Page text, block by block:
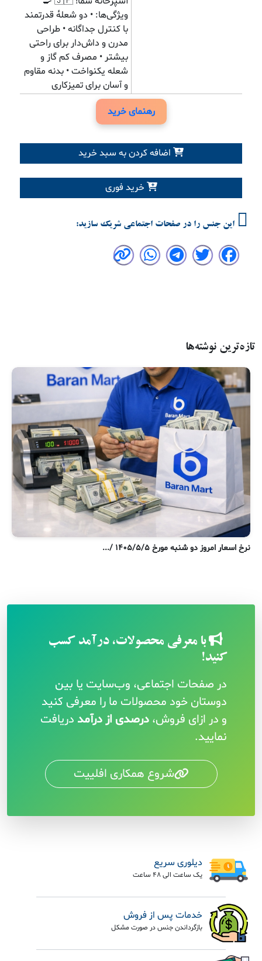
ویژگی‌ها: • دو شعلهٔ قدرتمند
با کنترل جداگانه • طراحی
مدرن و داش‌دار برای راحتی
بیشتر • مصرف کم گاز و
شعله یکنواخت • بدنه مقاوم
و آسان برای تمیزکاری
رهنمای خرید
اضافه کردن به سبد خرید
خرید فوری
این جنس را در صفحات اجتماعی شریک سازید:
تازه‌ترین نوشته‌ها
نرخ اسعار امروز دو شنبه مورخ ۱۴۰۵/۵/۵ /...
با معرفی محصولات، درآمد کسب
کنید!
در صفحات اجتماعی، وب‌سایت یا بین
دوستان خود محصولات ما را معرفی کنید
و در ازای فروش، درصدی از درآمد دریافت
نمایید.
شروع همکاری افلییت
دیلوری سریع
یک ساعت الی 48 ساعت
خدمات پس از فروش
بازگرداندن جنس در صورت مشکل